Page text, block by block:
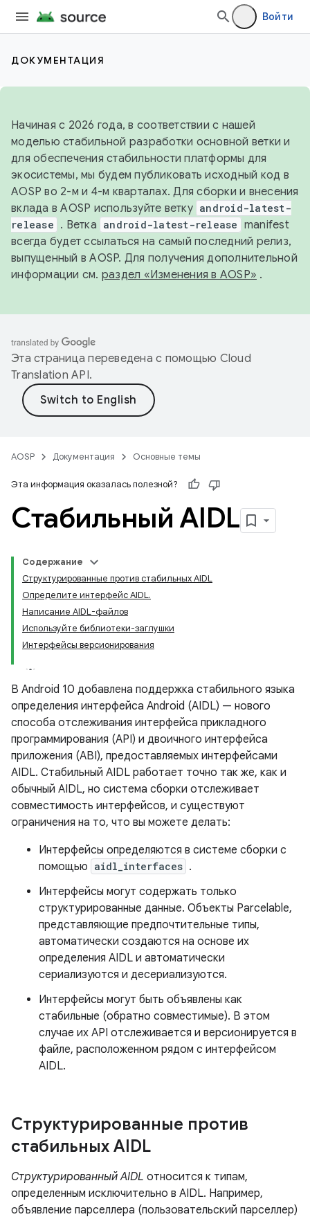
Войти
ДОКУМЕНТАЦИЯ
Начиная с 2026 года, в соответствии с нашей
моделью стабильной разработки основной ветки и
для обеспечения стабильности платформы для
экосистемы, мы будем публиковать исходный код в
AOSP во 2-м и 4-м кварталах. Для сборки и внесения
вклада в AOSP используйте ветку android-latest-
release . Ветка android-latest-release manifest
всегда будет ссылаться на самый последний релиз,
выпущенный в AOSP. Для получения дополнительной
информации см. раздел «Изменения в AOSP» .
Эта страница переведена с помощью Cloud
Translation API.
AOSP Документация Основные темы
Эта информация оказалась полезной?
Стабильный AIDL
Содержание
Структурированные против стабильных AIDL
Определите интерфейс AIDL.
Написание AIDL-файлов
Используйте библиотеки-заглушки
Интерфейсы версионирования
В Android 10 добавлена ​​поддержка стабильного языка
определения интерфейса Android (AIDL) — нового
способа отслеживания интерфейса прикладного
программирования (API) и двоичного интерфейса
приложения (ABI), предоставляемых интерфейсами
AIDL. Стабильный AIDL работает точно так же, как и
обычный AIDL, но система сборки отслеживает
совместимость интерфейсов, и существуют
ограничения на то, что вы можете делать:
Интерфейсы определяются в системе сборки с
помощью aidl_interfaces .
Интерфейсы могут содержать только
структурированные данные. Объекты Parcelable,
представляющие предпочтительные типы,
автоматически создаются на основе их
определения AIDL и автоматически
сериализуются и десериализуются.
Интерфейсы могут быть объявлены как
стабильные (обратно совместимые). В этом
случае их API отслеживается и версионируется в
файле, расположенном рядом с интерфейсом
AIDL.
Структурированные против
стабильных AIDL
Структурированный AIDL относится к типам,
определенным исключительно в AIDL. Например,
объявление парселлера (пользовательский парселлер)